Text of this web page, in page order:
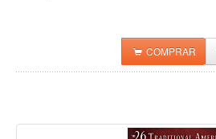
COMPRAR